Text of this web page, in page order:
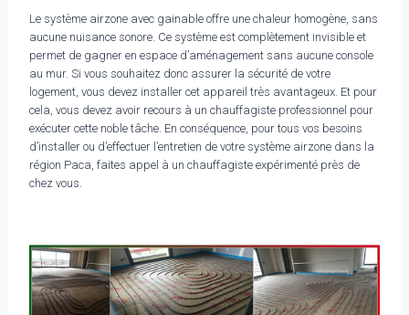
Le système airzone avec gainable offre une chaleur homogène, sans
aucune nuisance sonore. Ce système est complètement invisible et
permet de gagner en espace d’aménagement sans aucune console
au mur. Si vous souhaitez donc assurer la sécurité de votre
logement, vous devez installer cet appareil très avantageux. Et pour
cela, vous devez avoir recours à un chauffagiste professionnel pour
exécuter cette noble tâche. En conséquence, pour tous vos besoins
d’installer ou d’effectuer l’entretien de votre système airzone dans la
région Paca, faites appel à un chauffagiste expérimenté près de
chez vous.